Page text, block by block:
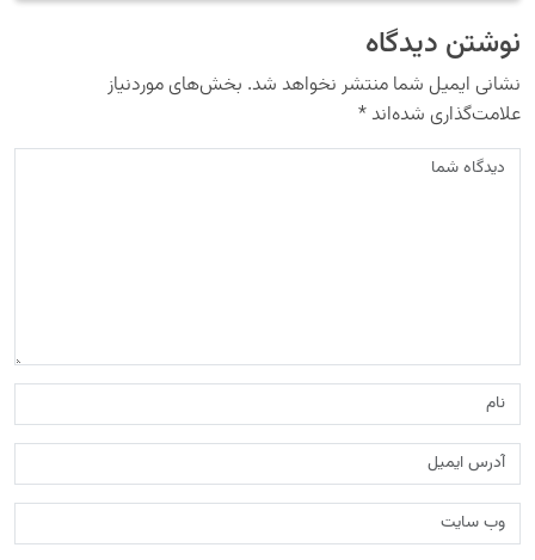
نوشتن دیدگاه
نشانی ایمیل شما منتشر نخواهد شد. بخش‌های موردنیاز
علامت‌گذاری شده‌اند*